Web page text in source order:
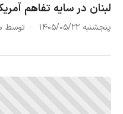
لبنان در سایه تفاهم
پنجشنبه ۱۴۰۵/۰۵/۲۲ توسط